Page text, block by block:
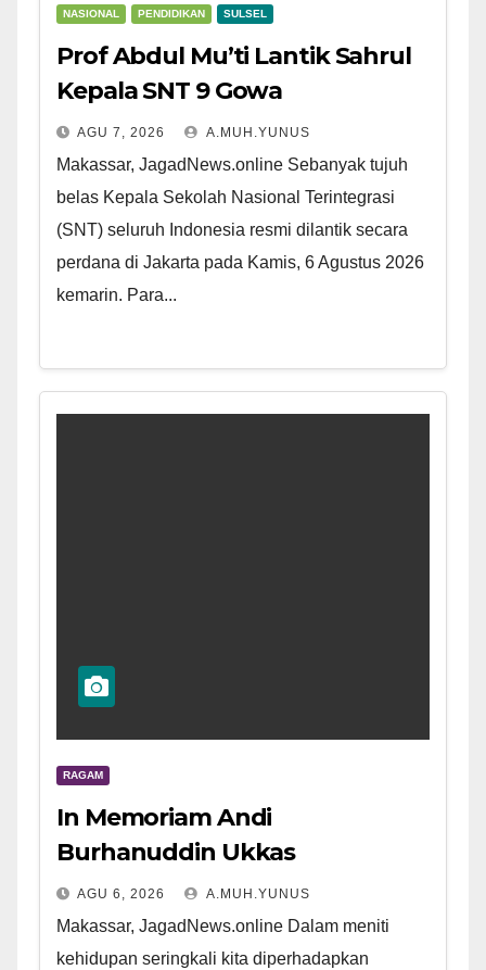
NASIONAL PENDIDIKAN SULSEL
Prof Abdul Mu’ti Lantik Sahrul
Kepala SNT 9 Gowa
AGU 7, 2026 A.MUH.YUNUS
Makassar, JagadNews.online Sebanyak tujuh
belas Kepala Sekolah Nasional Terintegrasi
(SNT) seluruh Indonesia resmi dilantik secara
perdana di Jakarta pada Kamis, 6 Agustus 2026
kemarin. Para...
RAGAM
In Memoriam Andi
Burhanuddin Ukkas
AGU 6, 2026 A.MUH.YUNUS
Makassar, JagadNews.online Dalam meniti
kehidupan seringkali kita diperhadapkan